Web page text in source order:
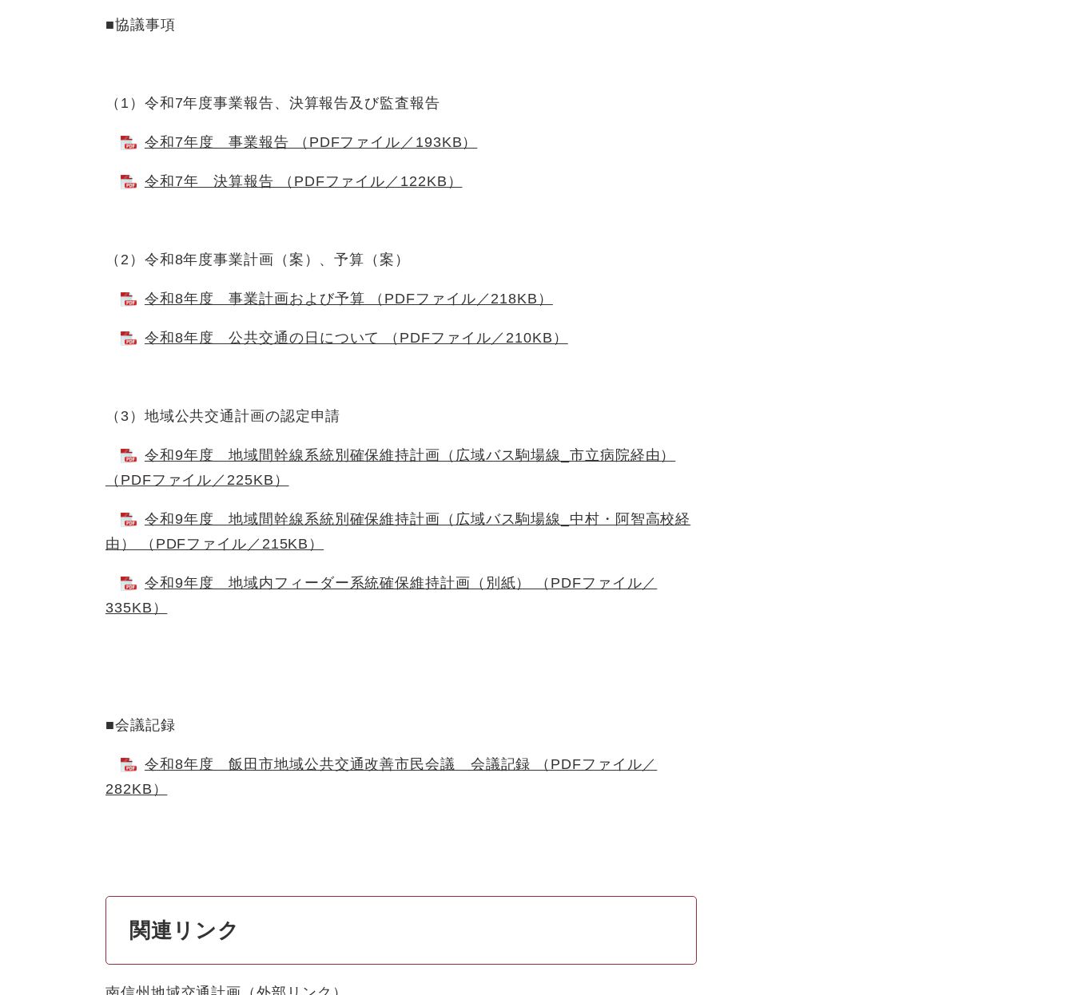
■協議事項
（1）令和7年度事業報告、決算報告及び監査報告
令和7年度 事業報告 （PDFファイル／193KB）
令和7年 決算報告 （PDFファイル／122KB）
（2）令和8年度事業計画（案）、予算（案）
令和8年度 事業計画および予算 （PDFファイル／218KB）
令和8年度 公共交通の日について （PDFファイル／210KB）
（3）地域公共交通計画の認定申請
令和9年度 地域間幹線系統別確保維持計画（広域バス駒場線_市立病院経由）
（PDFファイル／225KB）
令和9年度 地域間幹線系統別確保維持計画（広域バス駒場線_中村・阿智高校経
由） （PDFファイル／215KB）
令和9年度 地域内フィーダー系統確保維持計画（別紙） （PDFファイル／
335KB）
■会議記録
令和8年度 飯田市地域公共交通改善市民会議 会議記録 （PDFファイル／
282KB）
関連リンク